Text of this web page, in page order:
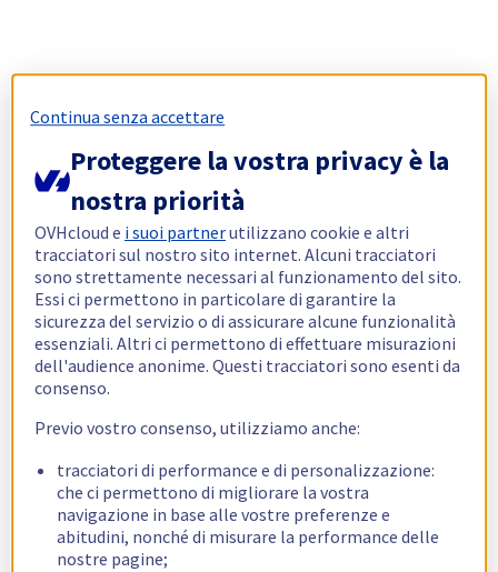
Continua senza accettare
Proteggere la vostra privacy è la
nostra priorità
OVHcloud e i suoi partnerutilizzano cookie e altri
tracciatori sul nostro sito internet. Alcuni tracciatori
sono strettamente necessari al funzionamento del sito.
Essi ci permettono in particolare di garantire la
sicurezza del servizio o di assicurare alcune funzionalità
essenziali. Altri ci permettono di effettuare misurazioni
dell'audience anonime. Questi tracciatori sono esenti da
consenso.
Previo vostro consenso, utilizziamo anche:
tracciatori di performance e di personalizzazione:
che ci permettono di migliorare la vostra
navigazione in base alle vostre preferenze e
abitudini, nonché di misurare la performance delle
nostre pagine;